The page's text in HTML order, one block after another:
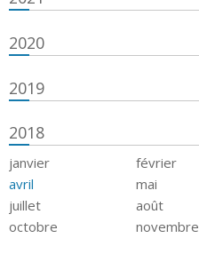
2020
2019
2018
janvier février
avril
mai
juillet
août
octobre
novembre